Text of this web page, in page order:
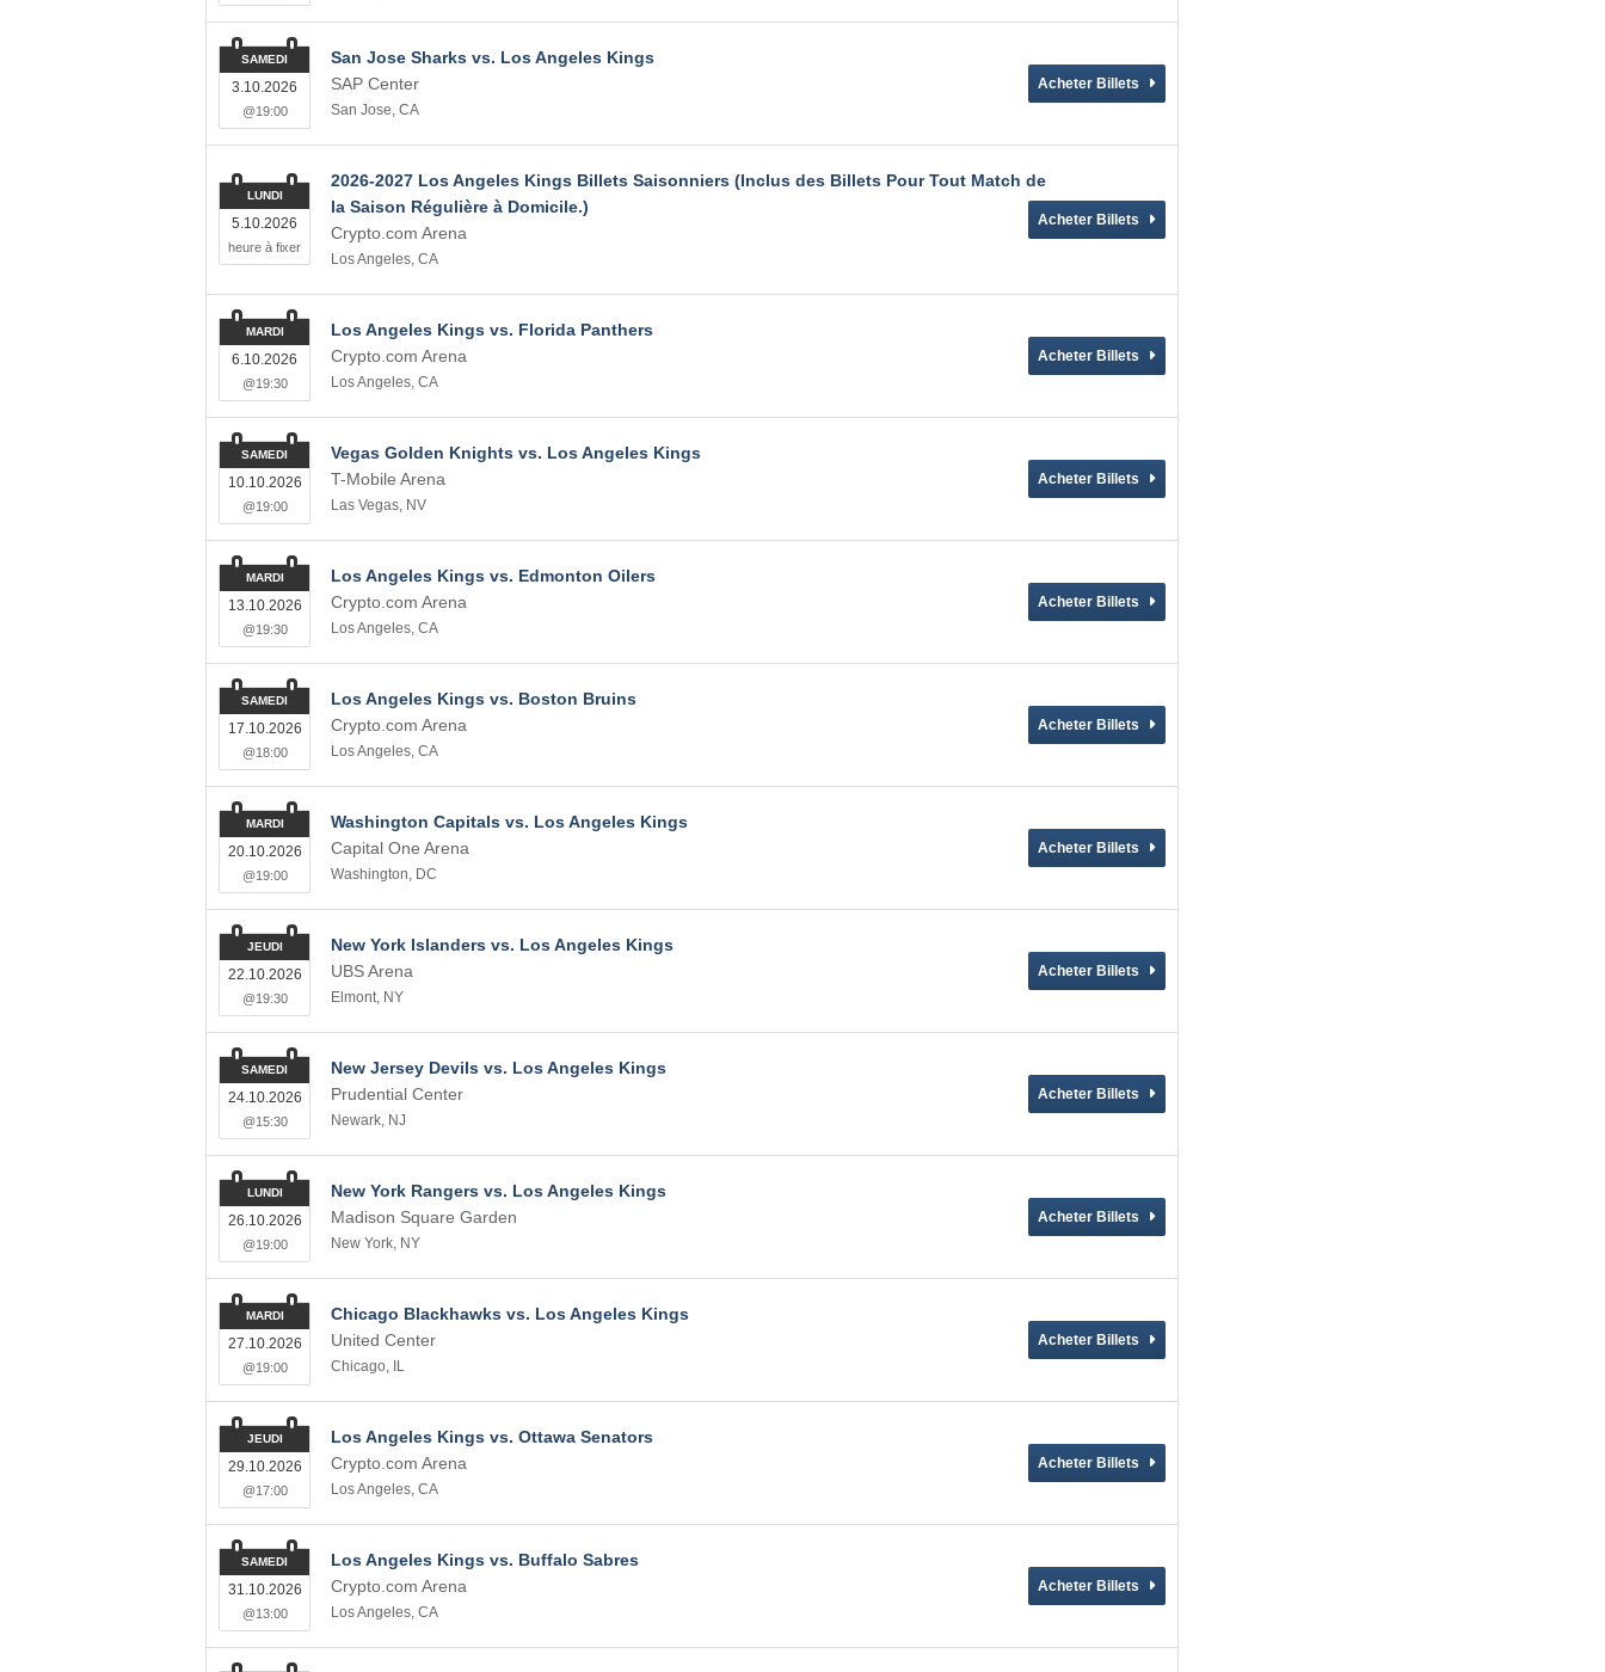
San Jose Sharks vs. Los Angeles Kings
SAP Center
San Jose, CA
SAMEDI
3.10.2026
@19:00
2026-2027 Los Angeles Kings Billets Saisonniers (Inclus des Billets Pour Tout Match de
la Saison Régulière à Domicile.)
Crypto.com Arena
Los Angeles, CA
LUNDI
5.10.2026
heure à fixer
Los Angeles Kings vs. Florida Panthers
Crypto.com Arena
Los Angeles, CA
MARDI
6.10.2026
@19:30
Vegas Golden Knights vs. Los Angeles Kings
T-Mobile Arena
Las Vegas, NV
SAMEDI
10.10.2026
@19:00
Los Angeles Kings vs. Edmonton Oilers
Crypto.com Arena
Los Angeles, CA
MARDI
13.10.2026
@19:30
Los Angeles Kings vs. Boston Bruins
Crypto.com Arena
Los Angeles, CA
SAMEDI
17.10.2026
@18:00
Washington Capitals vs. Los Angeles Kings
Capital One Arena
Washington, DC
MARDI
20.10.2026
@19:00
New York Islanders vs. Los Angeles Kings
UBS Arena
Elmont, NY
JEUDI
22.10.2026
@19:30
New Jersey Devils vs. Los Angeles Kings
Prudential Center
Newark, NJ
SAMEDI
24.10.2026
@15:30
New York Rangers vs. Los Angeles Kings
Madison Square Garden
New York, NY
LUNDI
26.10.2026
@19:00
Chicago Blackhawks vs. Los Angeles Kings
United Center
Chicago, IL
MARDI
27.10.2026
@19:00
Los Angeles Kings vs. Ottawa Senators
Crypto.com Arena
Los Angeles, CA
JEUDI
29.10.2026
@17:00
Los Angeles Kings vs. Buffalo Sabres
Crypto.com Arena
Los Angeles, CA
SAMEDI
31.10.2026
@13:00